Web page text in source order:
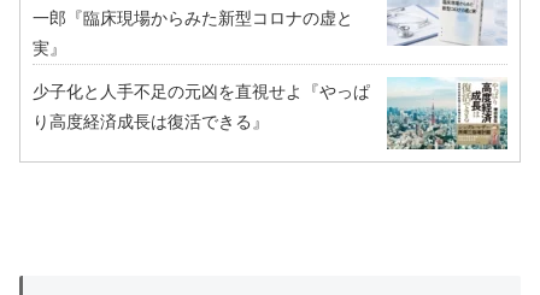
一郎『臨床現場からみた新型コロナの虚と
実』
少子化と人手不足の元凶を直視せよ『やっぱ
り高度経済成長は復活できる』